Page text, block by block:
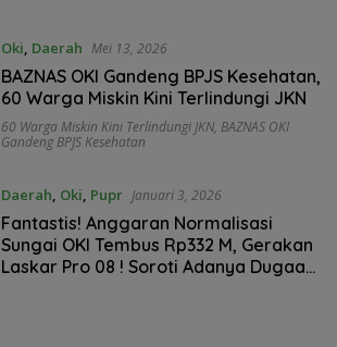
Oki, Daerah Mei 13, 2026
BAZNAS OKI Gandeng BPJS Kesehatan,
60 Warga Miskin Kini Terlindungi JKN
60 Warga Miskin Kini Terlindungi JKN, BAZNAS OKI
Gandeng BPJS Kesehatan
Daerah, Oki, Pupr Januari 3, 2026
Fantastis! Anggaran Normalisasi
Sungai OKI Tembus Rp332 M, Gerakan
Laskar Pro 08 ! Soroti Adanya Dugaan